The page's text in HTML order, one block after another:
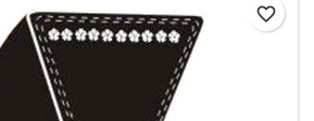
favorite_border